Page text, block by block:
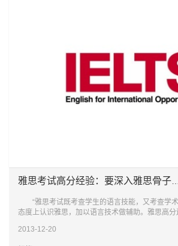
“雅思考试既考查学生的语言技能，又考查学术
态度上认识雅思，加以语言技术做辅助。雅思高分
2013-12-20